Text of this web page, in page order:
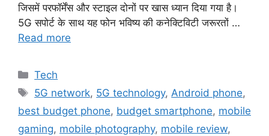
जिसमें परफॉर्मेंस और स्टाइल दोनों पर खास ध्यान दिया गया है।
5G सपोर्ट के साथ यह फोन भविष्य की कनेक्टिविटी जरूरतों …
Read more
Categories
Tech
Tags
5G network, 5G technology,Android phone,
best budget phone, budget smartphone, mobile
gaming, mobile photography, mobile review,